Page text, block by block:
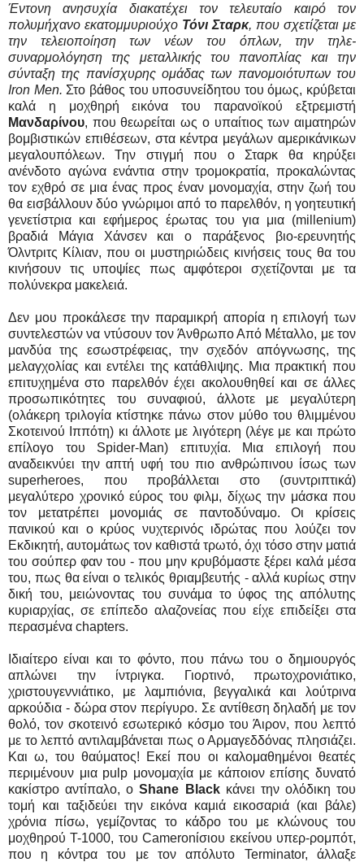
Έντονη ανησυχία διακατέχει τον τελευταίο καιρό τον
πολυμήχανο εκατομμυριούχο Τόνι Σταρκ, που σχετίζεται με
την τελειοποίηση των νέων του όπλων, την τηλε-
συναρμολόγηση της μεταλλικής του πανοπλίας και την
σύνταξη της πανίσχυρης ομάδας των πανομοιότυπων του
Iron Men. Στο βάθος του υποσυνείδητου του όμως, κρύβεται
καλά η μοχθηρή εικόνα του παρανοϊκού εξτρεμιστή
Μανδαρίνου, που θεωρείται ως ο υπαίτιος των αιματηρών
βομβιστικών επιθέσεων, στα κέντρα μεγάλων αμερικάνικων
μεγαλουπόλεων. Την στιγμή που ο Σταρκ θα κηρύξει
ανένδοτο αγώνα ενάντια στην τρομοκρατία, προκαλώντας
τον εχθρό σε μια ένας προς έναν μονομαχία, στην ζωή του
θα εισβάλλουν δύο γνώριμοι από το παρελθόν, η γοητευτική
γενετίστρια και εφήμερος έρωτας του για μια (millenium)
βραδιά Μάγια Χάνσεν και ο παράξενος βιο-ερευνητής
Όλντριτς Κίλιαν, που οι μυστηριώδεις κινήσεις τους θα του
κινήσουν τις υποψίες πως αμφότεροι σχετίζονται με τα
πολύνεκρα μακελειά.
Δεν μου προκάλεσε την παραμικρή απορία η επιλογή των
συντελεστών να ντύσουν τον Άνθρωπο Από Μέταλλο, με τον
μανδύα της εσωστρέφειας, την σχεδόν απόγνωσης, της
μελαγχολίας και εντέλει της κατάθλιψης. Μια πρακτική που
επιτυχημένα στο παρελθόν έχει ακολουθηθεί και σε άλλες
προσωπικότητες του συναφιού, άλλοτε με μεγαλύτερη
(ολάκερη τριλογία κτίστηκε πάνω στον μύθο του θλιμμένου
Σκοτεινού Ιππότη) κι άλλοτε με λιγότερη (λέγε με και πρώτο
επίλογο του Spider-Man) επιτυχία. Μια επιλογή που
αναδεικνύει την απτή υφή του πιο ανθρώπινου ίσως των
superheroes, που προβάλλεται στο (συντριπτικά)
μεγαλύτερο χρονικό εύρος του φιλμ, δίχως την μάσκα που
τον μετατρέπει μονομιάς σε παντοδύναμο. Οι κρίσεις
πανικού και ο κρύος νυχτερινός ιδρώτας που λούζει τον
Εκδικητή, αυτομάτως τον καθιστά τρωτό, όχι τόσο στην ματιά
του σούπερ φαν του - που μην κρυβόμαστε ξέρει καλά μέσα
του, πως θα είναι ο τελικός θριαμβευτής - αλλά κυρίως στην
δική του, μειώνοντας του συνάμα το ύφος της απόλυτης
κυριαρχίας, σε επίπεδο αλαζονείας που είχε επιδείξει στα
περασμένα chapters.
Ιδιαίτερο είναι και το φόντο, που πάνω του ο δημιουργός
απλώνει την ίντριγκα. Γιορτινό, πρωτοχρονιάτικο,
χριστουγεννιάτικο, με λαμπιόνια, βεγγαλικά και λούτρινα
αρκούδια - δώρα στον περίγυρο. Σε αντίθεση δηλαδή με τον
θολό, τον σκοτεινό εσωτερικό κόσμο του Άιρον, που λεπτό
με το λεπτό αντιλαμβάνεται πως ο Αρμαγεδδόνας πλησιάζει.
Και ω, του θαύματος! Εκεί που οι καλομαθημένοι θεατές
περιμένουν μια pulp μονομαχία με κάποιον επίσης δυνατό
κακίστρο αντίπαλο, οShane Blackκάνει την ολόδικη του
τομή και ταξιδεύει την εικόνα καμιά εικοσαριά (και βάλε)
χρόνια πίσω, γεμίζοντας το κάδρο του με κλώνους του
μοχθηρού T-1000, του Cameronίσιου εκείνου υπερ-ρομπότ,
που η κόντρα του με τον απόλυτο Terminator, άλλαξε